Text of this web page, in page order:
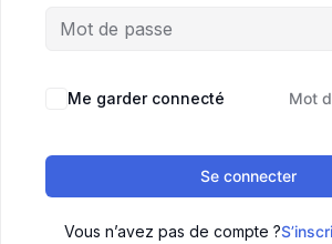
Me garder connecté Mot
Se connecter
Vous n’avez pas de compte ?